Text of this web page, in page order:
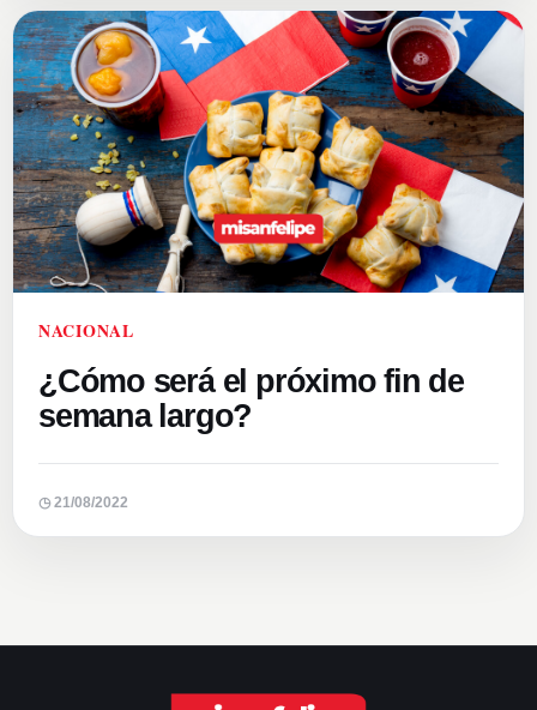
NACIONAL
¿Cómo será el próximo fin de
semana largo?
◷ 21/08/2022